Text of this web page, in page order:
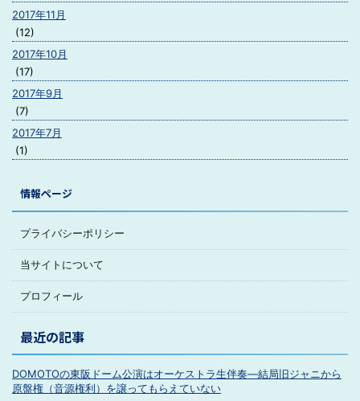
2017年11月
(12)
2017年10月
(17)
2017年9月
(7)
2017年7月
(1)
情報ページ
プライバシーポリシー
当サイトについて
プロフィール
最近の記事
DOMOTOの東阪ドーム公演はオーケストラ生伴奏―結局旧ジャニから
原盤権（音源権利）を譲ってもらえていない